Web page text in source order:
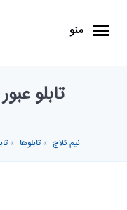
منو
تابلو
نیم کلاج » تابلوها »